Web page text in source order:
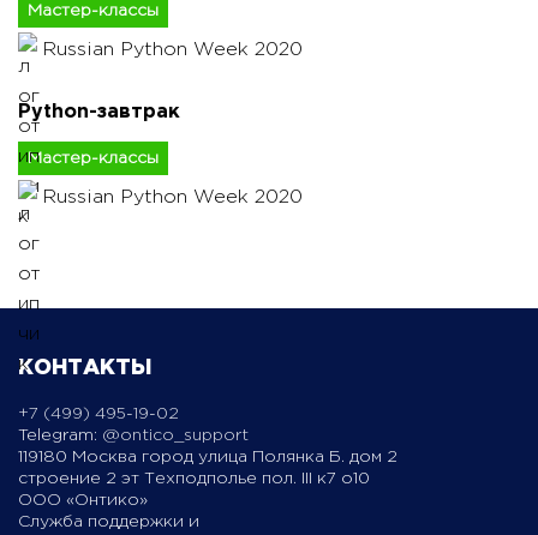
Мастер-классы
Russian Python Week 2020
Python-завтрак
Мастер-классы
Russian Python Week 2020
КОНТАКТЫ
+7 (499) 495-19-02
Telegram: @ontico_support
119180 Москва город улица Полянка Б. дом 2
строение 2 эт Техподполье пол. III к7 о10
ООО «Онтико»
Служба поддержки и